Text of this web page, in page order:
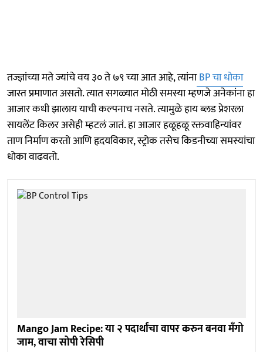
तज्ज्ञांच्या मते ज्यांचे वय ३० ते ७९ च्या आत आहे, त्यांनाBP चा धोका
जास्त प्रमाणात असतो. त्यात सगळ्यात मोठी समस्या म्हणजे अनेकांना हा
आजार कधी झालाय याची कल्पनाच नसते. त्यामुळे हाय ब्लड प्रेशरला
सायलेंट किलर असेही म्हटलं जातं. हा आजार हळूहळू रक्तवाहिन्यांवर
ताण निर्माण करतो आणि हृदयविकार, स्ट्रोक तसेच किडनीच्या समस्यांचा
धोका वाढवतो.
Mango Jam Recipe: या २ पदार्थांचा वापर करुन बनवा मॅंगो
जाम, वाचा सोपी रेसिपी